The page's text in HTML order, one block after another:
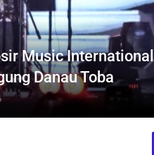
Music
Danau Toba